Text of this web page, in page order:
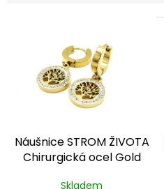
dNáušnice STROM ŽIVOTA
Chirurgická ocel Gold
Skladem